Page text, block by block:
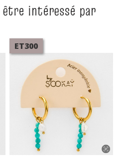
être intéressé par
ET300